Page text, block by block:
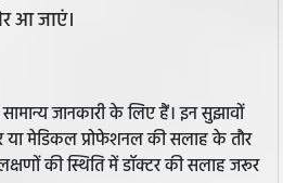
आ जाएं।
जानकारी के लिए हैं। इन सुझावों
या मेडिकल प्रोफेशनल की सलाह के तौर
की स्थिति में डॉक्टर की सलाह जरूर